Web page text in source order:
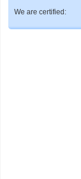
We are certified: